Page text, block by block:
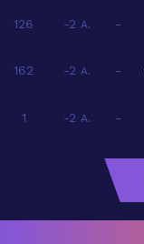
126 -2 A. -
162 -2 A. -
1 -2 A. -